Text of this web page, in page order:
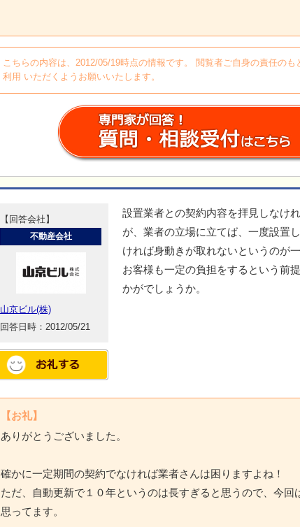
こちらの内容は、2012/05/19時点の情報です。 閲覧者ご自身の責任の
利用 いただくようお願いいたします。
【回答会社】
不動産会社
山京ビル(株)
回答日時：2012/05/21
設置業者との契約内容を拝見しなけ
が、業者の立場に立てば、一度設置
ければ身動きが取れないというのが
お客様も一定の負担をするという前
かがでしょうか。
【お礼】
ありがとうございました。
確かに一定期間の契約でなければ業者さんは困りますよね！
ただ、自動更新で１０年というのは長すぎると思うので、今回
思ってます。